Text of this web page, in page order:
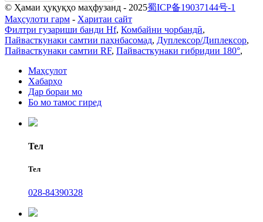
© Ҳамаи ҳуқуқҳо маҳфузанд - 2025蜀ICP备19037144号-1
Маҳсулоти гарм - Харитаи сайт
Филтри гузариши банди Hf, Комбайни чорбандӣ,
Пайвасткунаки самтии паҳнбасомад, Дуплексор/Диплексор,
Пайвасткунаки самтии RF, Пайвасткунаки гибридии 180°,
Маҳсулот
Хабарҳо
Дар бораи мо
Бо мо тамос гиред
Тел
Тел
028-84390328